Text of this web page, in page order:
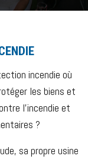
incendie où
les biens et
l’incendie et
?
sa propre usine